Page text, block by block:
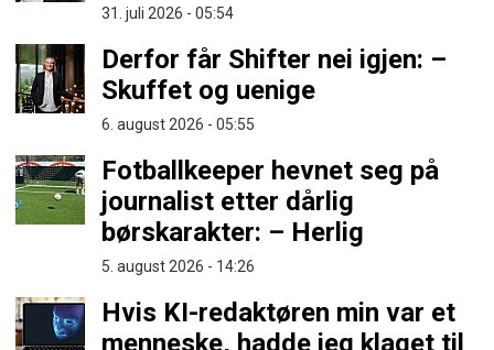
31. juli 2026 - 05:54
Derfor får Shifter nei igjen: –
Skuffet og uenige
6. august 2026 - 05:55
Fotballkeeper hevnet seg på
journalist etter dårlig
børskarakter: – Herlig
5. august 2026 - 14:26
Hvis KI-redaktøren min var et
menneske, hadde jeg klaget til